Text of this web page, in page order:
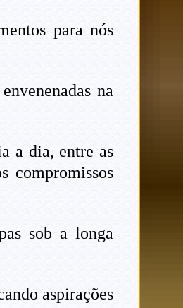
para nós
na
a dia, entre as
compromissos
sob a longa
aspirações